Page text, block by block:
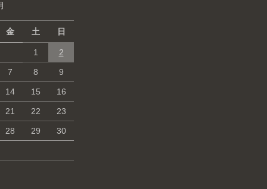
金 土 日
1 2
7 8 9
14 15 16
21 22 23
28 29 30